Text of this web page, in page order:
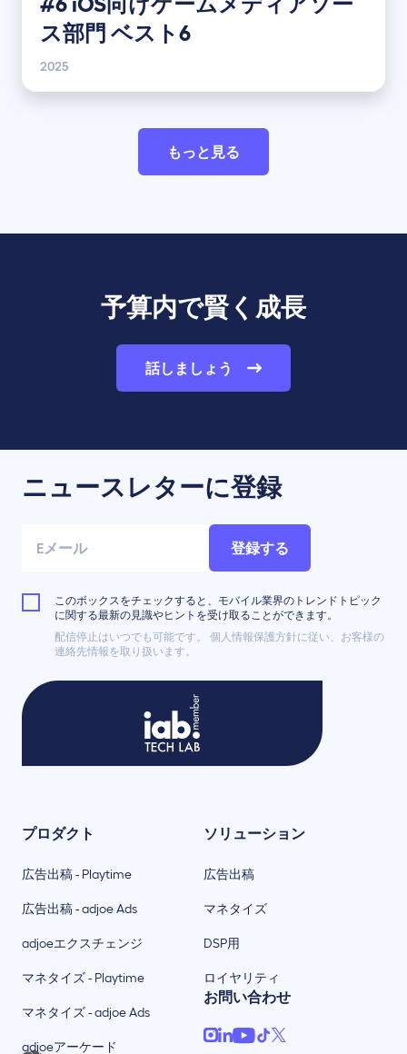
ス部門 ベスト6
2025
もっと見る
予算内で賢く成長
話しましょう
ニュースレターに登録
登録する
このボックスをチェックすると、モバイル業界のトレンドトピック
に関する最新の見識やヒントを受け取ることができます。
配信停止はいつでも可能です。 個人情報保護方針に従い、お客様の
連絡先情報を取り扱います。
ソリューション
広告出稿
マネタイズ
DSP用
ロイヤリティ
プロダクト
広告出稿 - Playtime
広告出稿 - adjoe Ads
adjoeエクスチェンジ
マネタイズ - Playtime
マネタイズ - adjoe Ads
adjoeアーケード
お問い合わせ